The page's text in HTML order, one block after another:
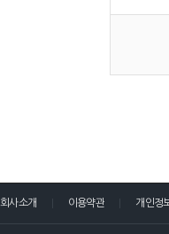
회사소개 이용약관 개인정